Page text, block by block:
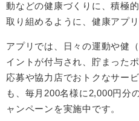
動などの健康づくりに、積極
取り組めるように、健康アプ
アプリでは、日々の運動や健
イントが付与され、貯まった
応募や協力店でおトクなサー
も、毎月200名様に2,000円分
ャンペーンを実施中です。